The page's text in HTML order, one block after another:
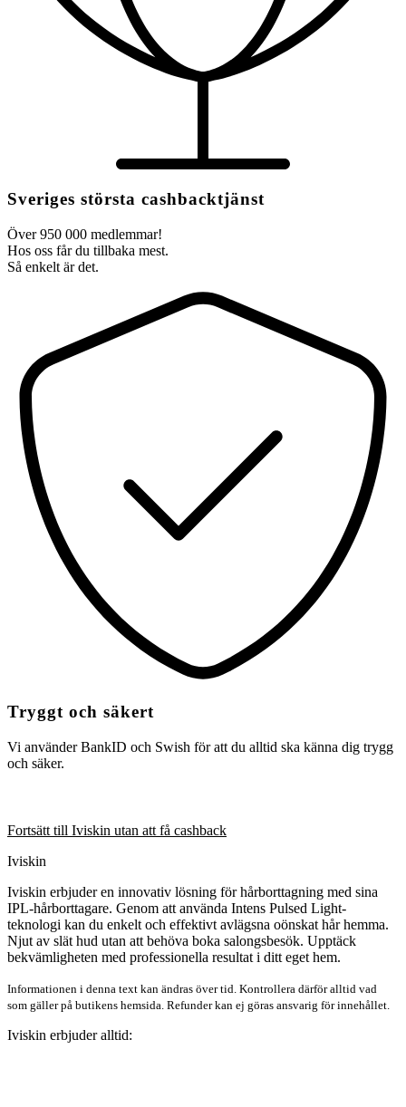
Sveriges största cashbacktjänst
Över 950 000 medlemmar!
Hos oss får du tillbaka mest.
Så enkelt är det.
Tryggt och säkert
Vi använder BankID och Swish för att du alltid ska känna dig trygg
och säker.
Fortsätt till Iviskin utan att få cashback
Iviskin
Iviskin erbjuder en innovativ lösning för hårborttagning med sina
IPL-hårborttagare. Genom att använda Intens Pulsed Light-
teknologi kan du enkelt och effektivt avlägsna oönskat hår hemma.
Njut av slät hud utan att behöva boka salongsbesök. Upptäck
bekvämligheten med professionella resultat i ditt eget hem.
Informationen i denna text kan ändras över tid. Kontrollera därför alltid vad
som gäller på butikens hemsida. Refunder kan ej göras ansvarig för innehållet.
Iviskin erbjuder alltid: